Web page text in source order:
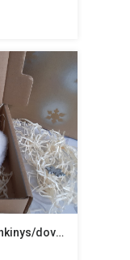
Kalėdinis perkamiausias eco rinkinys/dovanų rinkinys Nr.29 + dovana